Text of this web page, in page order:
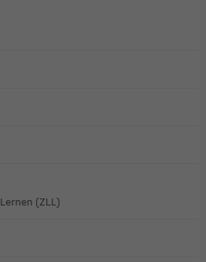
(ZLL)